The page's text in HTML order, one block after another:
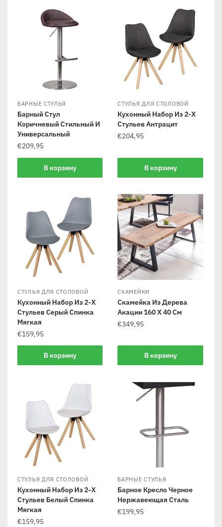
БАРНЫЕ СТУЛЬЯ
Барный Стул
Коричневый Стильный И
Универсальный
€209,95
В корзину
СТУЛЬЯ ДЛЯ СТОЛОВОЙ
Кухонный Набор Из 2-Х
Стульев Антрацит
€204,95
В корзину
СТУЛЬЯ ДЛЯ СТОЛОВОЙ
Кухонный Набор Из 2-Х
Стульев Серый Спинка
Мягкая
€159,95
В корзину
СКАМЕЙКИ
Скамейка Из Дерева
Акации 160 X 40 См
€349,95
В корзину
СТУЛЬЯ ДЛЯ СТОЛОВОЙ
Кухонный Набор Из 2-Х
Стульев Белый Спинка
Мягкая
€159,95
БАРНЫЕ СТУЛЬЯ
Барное Кресло Черное
Нержавеющая Сталь
€199,95